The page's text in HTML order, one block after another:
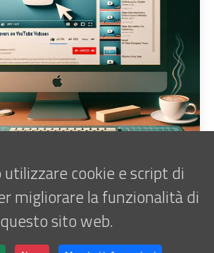
Iscriviti alla newsletter
Antani • © 2025 •ATATOR
cookie e script di
migliorare la funzionalità di
questo sito web.